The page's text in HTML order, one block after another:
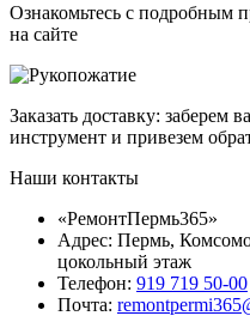
Ознакомьтесь с подробным
на сайте
Заказать доставку: заберем
инструмент и привезем
Наши контакты
«РемонтПермь365»
Адрес: Пермь,
цокольный этаж
Телефон: 919 719 50-00
Почта: